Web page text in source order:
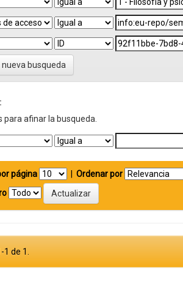
busqueda
para afinar la busqueda.
página Ordenar por
de 1.